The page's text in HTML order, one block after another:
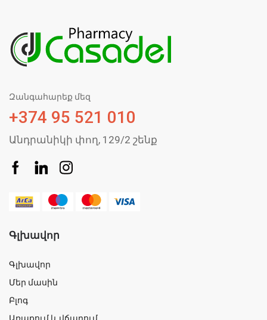
Զանգահարեք մեզ
+374 95 521 010
Անդրանիկի փող, 129/2 շենք
Գլխավոր
Գլխավոր
Մեր մասին
Բլոգ
Առաքում և վճարում